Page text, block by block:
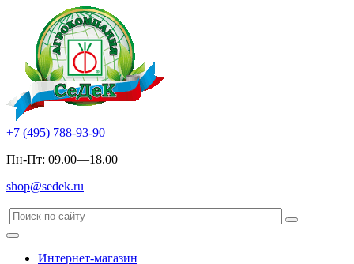
+7 (495) 788-93-90
Пн-Пт: 09.00—18.00
shop@sedek.ru
Интернет-магазин